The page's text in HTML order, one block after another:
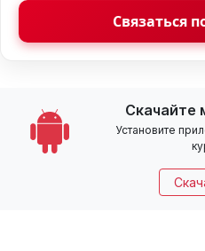
Связаться
Скачайте
Установите